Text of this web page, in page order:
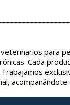
para
Cada